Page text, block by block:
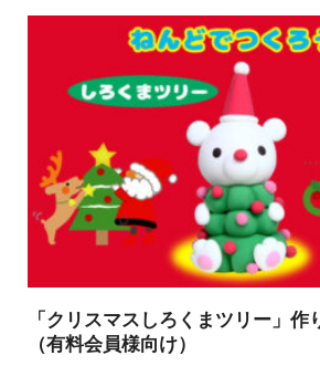
「クリスマスしろくまツリー」作
（有料会員様向け）